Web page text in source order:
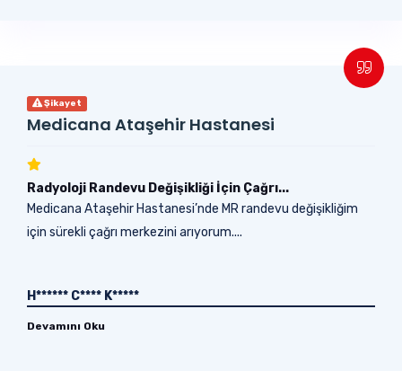
Şikayet
Medicana Ataşehir Hastanesi
Radyoloji Randevu Değişikliği İçin Çağrı...
Medicana Ataşehir Hastanesi’nde MR randevu değişikliğim
için sürekli çağrı merkezini arıyorum....
H****** C**** K*****
Devamını Oku